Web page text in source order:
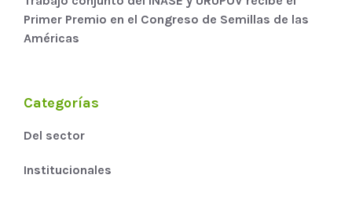
Primer Premio en el Congreso de Semillas de las
Américas
Categorías
Del sector
Institucionales